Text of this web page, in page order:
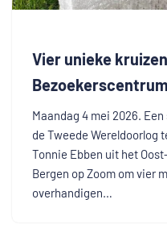
Vier unieke
Bezoekerscentrum
Maandag 4 mei 2026.
de Tweede Wereldoorlog
Tonnie Ebben uit het
Bergen op Zoom om vier
overhandigen…